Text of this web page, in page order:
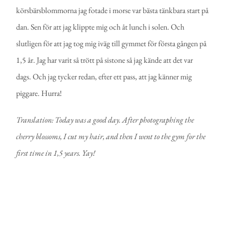
körsbärsblommorna jag fotade i morse var bästa tänkbara start på
dan. Sen för att jag klippte mig och åt lunch i solen. Och
slutligen för att jag tog mig iväg till gymmet för första gången på
1,5 år. Jag har varit så trött på sistone så jag kände att det var
dags. Och jag tycker redan, efter ett pass, att jag känner mig
piggare. Hurra!
Translation: Today was a good day. After photographing the
cherry blossoms, I cut my hair, and then I went to the gym for the
first time in 1,5 years. Yay!